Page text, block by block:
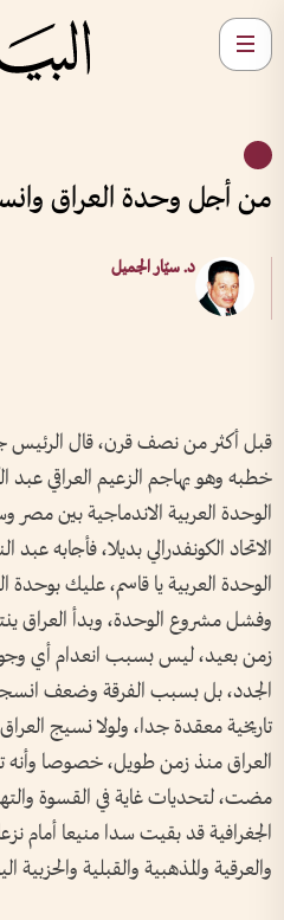
من أجل وحدة العراق
د. سيّار الجميل
قبل أكثر من نصف قرن، قال الرئيس
خطبه وهو يهاجم الزعيم العراقي عبد
الاتحاد الكونفدرالي بديلا، فأجابه
الوحدة العربية يا قاسم، عليك
وفشل مشروع الوحدة، وبدأ العراق
زمن بعيد، ليس بسبب انعدام أي وجود
الجدد، بل بسبب الفرقة وضعف
تاريخية معقدة جدا، ولولا نسيج
العراق منذ زمن طويل، خصوصا
مضت، لتحديات غاية في القسوة
الجغرافية قد بقيت سدا منيعا أمام
والعرقية والمذهبية والقبلية والحزبية